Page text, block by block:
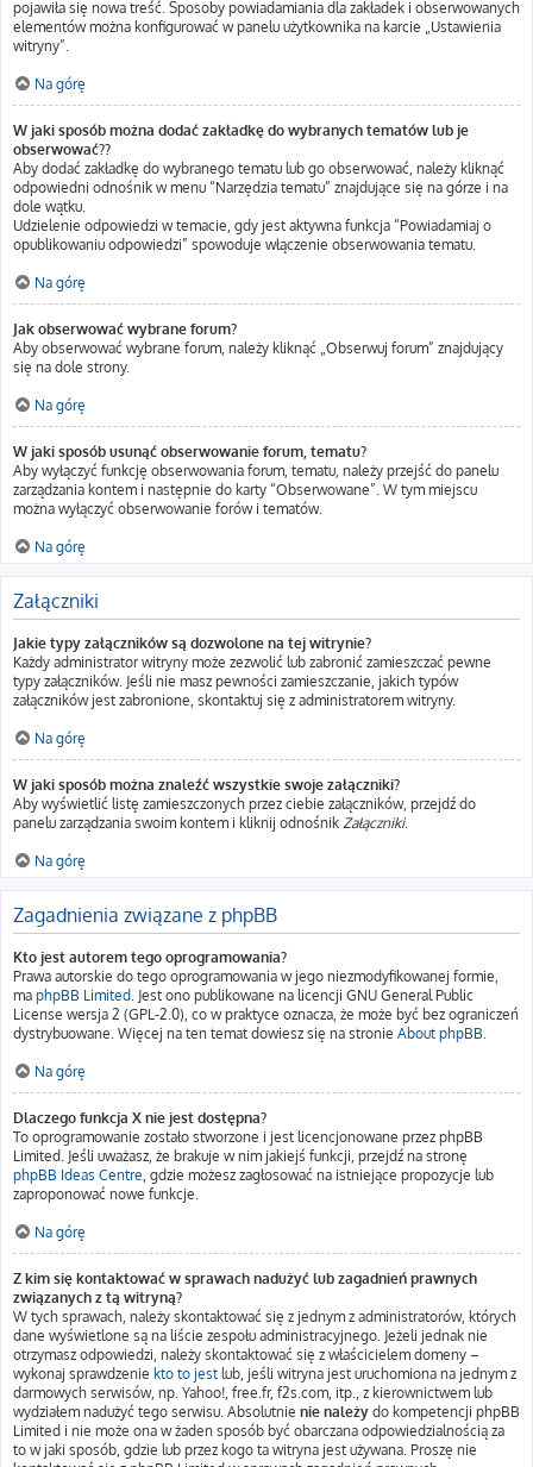
pojawiła się nowa treść. Sposoby powiadamiania dla zakładek i obserwowanych
elementów można konfigurować w panelu użytkownika na karcie „Ustawienia
witryny”.
Na górę
W jaki sposób można dodać zakładkę do wybranych tematów lub je
obserwować??
Aby dodać zakładkę do wybranego tematu lub go obserwować, należy kliknąć
odpowiedni odnośnik w menu “Narzędzia tematu” znajdujące się na górze i na
dole wątku.
Udzielenie odpowiedzi w temacie, gdy jest aktywna funkcja “Powiadamiaj o
opublikowaniu odpowiedzi” spowoduje włączenie obserwowania tematu.
Na górę
Jak obserwować wybrane forum?
Aby obserwować wybrane forum, należy kliknąć „Obserwuj forum” znajdujący
się na dole strony.
Na górę
W jaki sposób usunąć obserwowanie forum, tematu?
Aby wyłączyć funkcję obserwowania forum, tematu, należy przejść do panelu
zarządzania kontem i następnie do karty “Obserwowane”. W tym miejscu
można wyłączyć obserwowanie forów i tematów.
Na górę
Załączniki
Jakie typy załączników są dozwolone na tej witrynie?
Każdy administrator witryny może zezwolić lub zabronić zamieszczać pewne
typy załączników. Jeśli nie masz pewności zamieszczanie, jakich typów
załączników jest zabronione, skontaktuj się z administratorem witryny.
Na górę
W jaki sposób można znaleźć wszystkie swoje załączniki?
Aby wyświetlić listę zamieszczonych przez ciebie załączników, przejdź do
panelu zarządzania swoim kontem i kliknij odnośnik Załączniki.
Na górę
Zagadnienia związane z phpBB
Kto jest autorem tego oprogramowania?
Prawa autorskie do tego oprogramowania w jego niezmodyfikowanej formie,
ma phpBB Limited. Jest ono publikowane na licencji GNU General Public
License wersja 2 (GPL-2.0), co w praktyce oznacza, że może być bez ograniczeń
dystrybuowane. Więcej na ten temat dowiesz się na stronie About phpBB.
Na górę
Dlaczego funkcja X nie jest dostępna?
To oprogramowanie zostało stworzone i jest licencjonowane przez phpBB
Limited. Jeśli uważasz, że brakuje w nim jakiejś funkcji, przejdź na stronę
phpBB Ideas Centre, gdzie możesz zagłosować na istniejące propozycje lub
zaproponować nowe funkcje.
Na górę
Z kim się kontaktować w sprawach nadużyć lub zagadnień prawnych
związanych z tą witryną?
W tych sprawach, należy skontaktować się z jednym z administratorów, których
dane wyświetlone są na liście zespołu administracyjnego. Jeżeli jednak nie
otrzymasz odpowiedzi, należy skontaktować się z właścicielem domeny –
wykonaj sprawdzenie kto to jest lub, jeśli witryna jest uruchomiona na jednym z
darmowych serwisów, np. Yahoo!, free.fr, f2s.com, itp., z kierownictwem lub
wydziałem nadużyć tego serwisu. Absolutnie nie należy do kompetencji phpBB
Limited i nie może ona w żaden sposób być obarczana odpowiedzialnością za
to w jaki sposób, gdzie lub przez kogo ta witryna jest używana. Proszę nie